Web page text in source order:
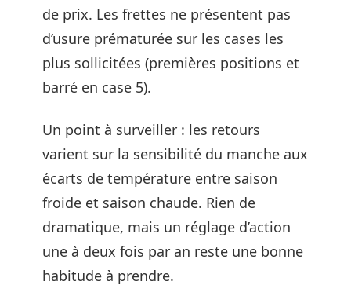
de prix. Les frettes ne présentent pas
d’usure prématurée sur les cases les
plus sollicitées (premières positions et
barré en case 5).
Un point à surveiller : les retours
varient sur la sensibilité du manche aux
écarts de température entre saison
froide et saison chaude. Rien de
dramatique, mais un réglage d’action
une à deux fois par an reste une bonne
habitude à prendre.